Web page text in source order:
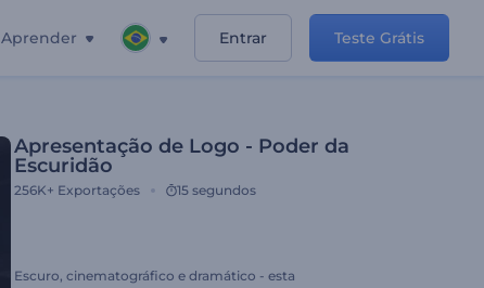
Aprender Entrar Teste Grátis
Apresentação de Logo - Poder da
Escuridão
256K+ Exportações 15 segundos
Escuro, cinematográfico e dramático - esta